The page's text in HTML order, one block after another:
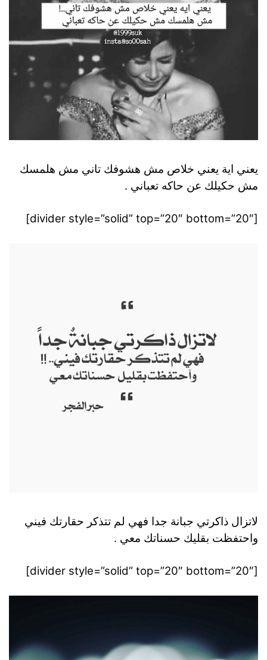
يعني اية يعني خلاص مش هشوفك تاني مش هلمسك
مش حكيلك عن حاكه تعباني .
[divider style=”solid” top=”20″ bottom=”20″]
لاتزال ذاكرتي جبانة جدا فهي لم تتذكر حقارتك فيني
واحتفظت بقليك حسناتك معي .
[divider style=”solid” top=”20″ bottom=”20″]